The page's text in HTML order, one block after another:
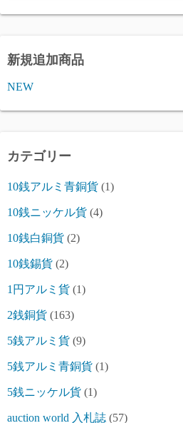
新規追加商品
NEW
カテゴリー
10銭アルミ青銅貨 (1)
10銭ニッケル貨 (4)
10銭白銅貨 (2)
10銭錫貨 (2)
1円アルミ貨 (1)
2銭銅貨 (163)
5銭アルミ貨 (9)
5銭アルミ青銅貨 (1)
5銭ニッケル貨 (1)
auction world 入札誌 (57)